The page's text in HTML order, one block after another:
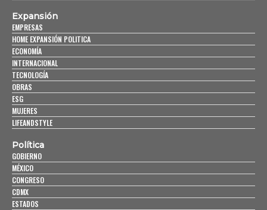
Expansión
EMPRESAS
HOME EXPANSIÓN POLITICA
ECONOMÍA
INTERNACIONAL
TECNOLOGÍA
OBRAS
ESG
MUJERES
LIFEANDSTYLE
Política
GOBIERNO
MÉXICO
CONGRESO
CDMX
ESTADOS